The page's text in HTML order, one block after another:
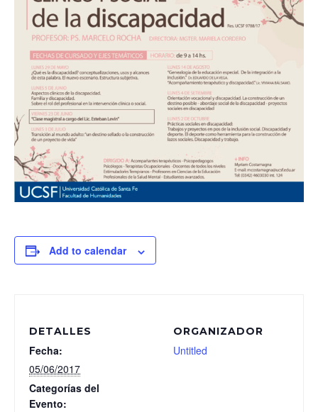
Add to calendar
DETALLES
Fecha:
05/06/2017
Categorías del
Evento:
ORGANIZADOR
Untitled